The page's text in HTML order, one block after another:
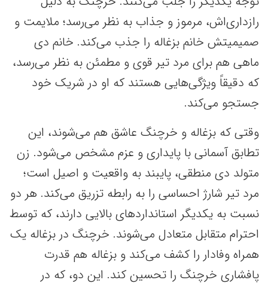
رازداری‌اش، مرموز و جذاب به نظر می‌رسد؛ ملایمت و
صمیمیتش خانم بزغاله را جذب می‌کند. خانم دی
ماهی هم برای مرد تیر قوی و مطمئن به نظر می‌رسد،
که دقیقاً ویژگی‌هایی هستند که او در شریک خود
جستجو می‌کند.
وقتی که بزغاله و خرچنگ عاشق هم می‌شوند، این
تطابق آسمانی با پایداری و عزم مشخص می‌شود. زن
متولد دی منطقی، پایبند به واقعیت و اصیل است؛
مرد تیر شارژ احساسی را به رابطه تزریق می‌کند. هر دو
نسبت به یکدیگر استانداردهای بالایی دارند، که توسط
احترام متقابل متعادل می‌شوند. خرچنگ در بزغاله یک
همراه وفادار را کشف می‌کند و بزغاله هم قدرت
پافشاری خرچنگ را تحسین کند. این دو، که در